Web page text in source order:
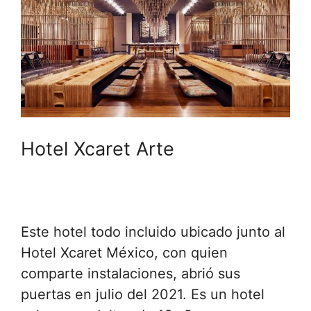
Hotel Xcaret Arte
Este hotel todo incluido ubicado junto al
Hotel Xcaret México, con quien
comparte instalaciones, abrió sus
puertas en julio del 2021. Es un hotel